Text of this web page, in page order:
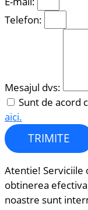
Telefon:
Mesajul dvs:
Sunt de acord
aici.
TRIMITE
Atentie! Serviciile
obtinerea
noastre sunt